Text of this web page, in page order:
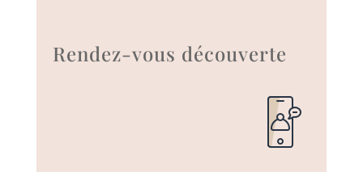
Rendez-vous découverte